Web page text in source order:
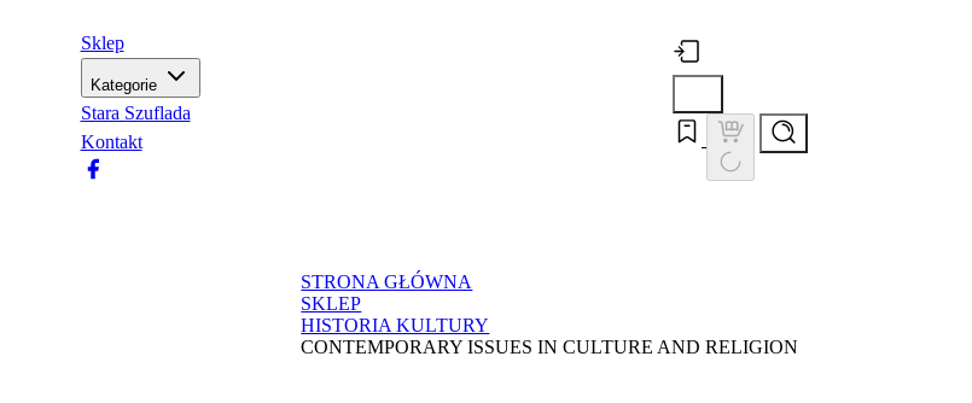
Sklep
Kategorie
Stara Szuflada
Kontakt
STRONA GŁÓWNA
SKLEP
HISTORIA KULTURY
CONTEMPORARY ISSUES IN CULTURE AND RELIGION